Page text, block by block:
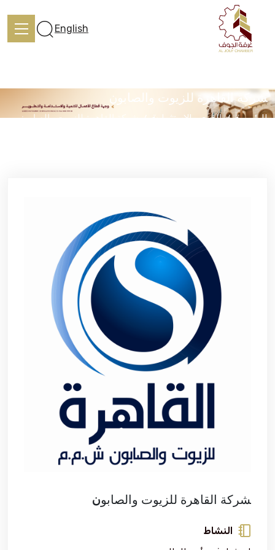
المركز الإعلامي
فعاليات الغرفة
فعاليات الجوف
مشاريع الغرفة
English
ﺸﺮﻛﺔ ﺍﻟﻘﺎﻫﺮﺓ ﻟﻠﺰﻳﻮﺕ ﻭﺍﻟﺼﺎﺑﻮن
الرئيسية الفرص الاستثمارية ﺸﺮﻛﺔ ﺍﻟﻘﺎﻫﺮﺓ ﻟﻠﺰﻳﻮﺕ ﻭﺍﻟﺼﺎﺑﻮن
ﺸﺮﻛﺔ ﺍﻟﻘﺎﻫﺮﺓ ﻟﻠﺰﻳﻮﺕ ﻭﺍﻟﺼﺎﺑﻮن
النشاط